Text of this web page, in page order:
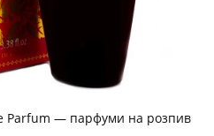
Parfum — парфуми на розпив